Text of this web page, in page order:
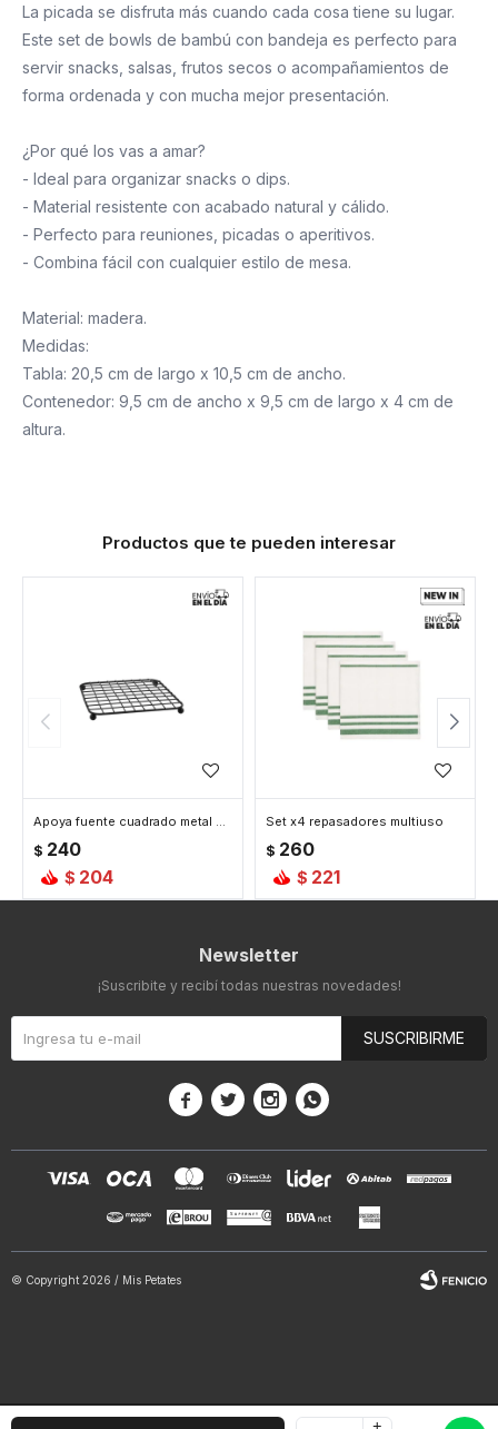
La picada se disfruta más cuando cada cosa tiene su lugar.
Este set de bowls de bambú con bandeja es perfecto para
servir snacks, salsas, frutos secos o acompañamientos de
forma ordenada y con mucha mejor presentación.
¿Por qué los vas a amar?
- Ideal para organizar snacks o dips.
- Material resistente con acabado natural y cálido.
- Perfecto para reuniones, picadas o aperitivos.
- Combina fácil con cualquier estilo de mesa.
Material: madera.
Medidas:
Tabla: 20,5 cm de largo x 10,5 cm de ancho.
Contenedor: 9,5 cm de ancho x 9,5 cm de largo x 4 cm de
altura.
Productos que te pueden interesar
Apoya fuente cuadrado metal negro cuadrillé
$ 240
$ 204
Set x4 repasadores multiuso
$ 260
$ 221
Newsletter
¡Suscribite y recibí todas nuestras novedades!
SUSCRIBIRME
   
© Copyright 2026 / Mis Petates